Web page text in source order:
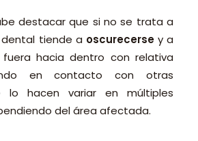
destacar que si no se trata a
tiende a oscurecersey a
hacia dentro con relativa
en contacto con otras
lo hacen variar en múltiples
del área afectada.